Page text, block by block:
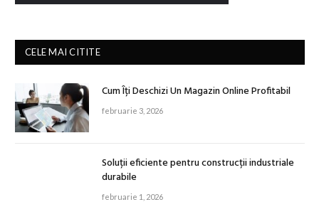
CELE MAI CITITE
Cum Îți Deschizi Un Magazin Online Profitabil
februarie 3, 2026
Soluții eficiente pentru construcții industriale
durabile
februarie 1, 2026